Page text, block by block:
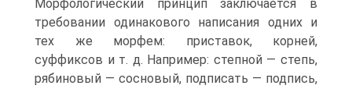
Морфологический принцип заключается в
требовании одинакового написания одних и
тех же морфем: приставок, корней,
суффиксов и т. д. Например: степной — степь,
рябиновый — сосновый, подписать — подпись,